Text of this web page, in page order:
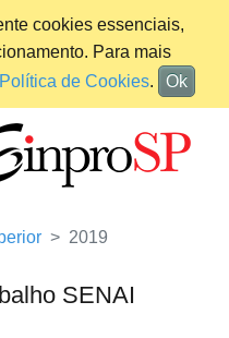
cookies essenciais,
Para mais
Política de Cookies. Ok
2019
SENAI